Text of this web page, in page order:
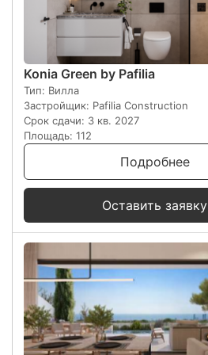
Konia Green by Pafilia
Тип: Вилла
Застройщик: Pafilia Construction
Срок сдачи: 3 кв. 2027
Площадь: 112
Подробнее
Оставить заявку